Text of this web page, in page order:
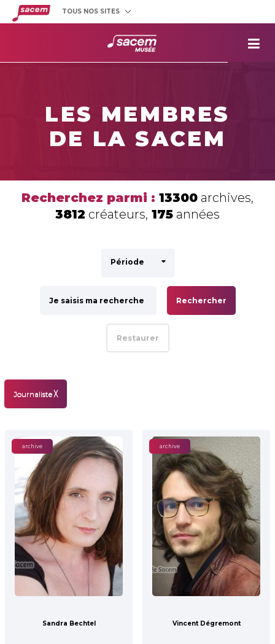
TOUS NOS SITES
des œuvres
LES MEMBRES
DE LA SACEM
Recherchez parmi : 13300 archives,
3812 créateurs, 175 années
Période
Rechercher
Restaurer
Journaliste ╳
archive
Sandra Bechtel
archive
Vincent Dégremont